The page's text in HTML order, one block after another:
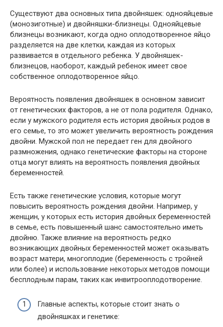
Существуют два основных типа двойняшек: однояйцевые
(монозиготные) и двойняшки-близнецы. Однояйцевые
близнецы возникают, когда одно оплодотворенное яйцо
разделяется на две клетки, каждая из которых
развивается в отдельного ребенка. У двойняшек-
близнецов, наоборот, каждый ребенок имеет свое
собственное оплодотворенное яйцо.
Вероятность появления двойняшек в основном зависит
от генетических факторов, а не от пола родителя. Однако,
если у мужского родителя есть история двойных родов в
его семье, то это может увеличить вероятность рождения
двойни. Мужской пол не передает ген для двойного
размножения, однако генетические факторы на стороне
отца могут влиять на вероятность появления двойных
беременностей.
Есть также генетические условия, которые могут
повысить вероятность рождения двойни. Например, у
женщин, у которых есть история двойных беременностей
в семье, есть повышенный шанс самостоятельно иметь
двойню. Также влияние на вероятность редко
возникающих двойных беременностей может оказывать
возраст матери, многоплодие (беременность с тройней
или более) и использование некоторых методов помощи
бесплодным парам, таких как инвитрооплодотворение.
Главные аспекты, которые стоит знать о
двойняшках и генетике: